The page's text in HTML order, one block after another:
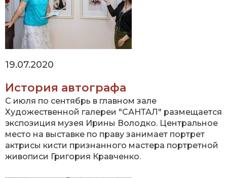
19.07.2020
История автографа
С июля по сентябрь в главном зале
Художественной галереи "САНТАЛ" размещается
экспозиция музея Ирины Володко. Центральное
место на выставке по праву занимает портрет
актрисы кисти признанного мастера портретной
живописи Григория Кравченко.